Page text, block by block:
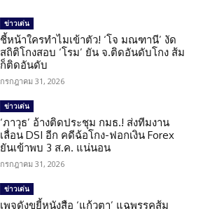
ข่าวเด่น
ชี้หน้าใครทำไมเข้าตัว! ‘โจ มณฑานี’ งัด
สถิติโกงสอบ ‘โรม’ ยัน จ.ติดอันดับโกง ส้ม
ก็ติดอันดับ
กรกฎาคม 31, 2026
ข่าวเด่น
‘ภาวุธ’ อ้างติดประชุม กมธ.! ส่งทีมงาน
เลื่อน DSI อีก คดีฉ้อโกง-ฟอกเงิน Forex
ยันเข้าพบ 3 ส.ค. แน่นอน
กรกฎาคม 31, 2026
ข่าวเด่น
เพจดังขยี้หนังสือ ‘แก้วตา’ แฉพรรคส้ม